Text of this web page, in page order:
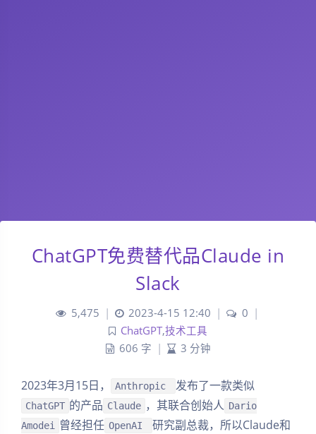
ChatGPT免费替代品Claude in
Slack
5,475 2023-4-15 12:40 0
ChatGPT,技术工具
606 字
3 分钟
2023年3月15日， Anthropic 发布了一款类似
ChatGPT 的产品 Claude ，其联合创始人 Dario
Amodei 曾经担任 OpenAI
研究副总裁，所以Claude和